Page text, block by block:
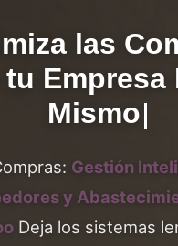
las
tu Empresa
Mismo
Gestión
y
Deja los sistemas